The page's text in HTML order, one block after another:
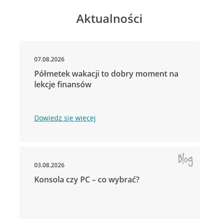
Aktualności
07.08.2026
Półmetek wakacji to dobry moment na
lekcje finansów
Dowiedz się więcej
03.08.2026
Konsola czy PC – co wybrać?